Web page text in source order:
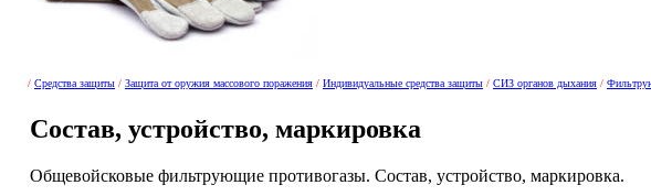
/ Средства защиты / Защита от оружия массового поражения / Индивидуальные средства защиты / СИЗ органов дыхания /
Состав, устройство, маркировка
Общевойсковые фильтрующие противогазы. Состав, устройство, маркировка.